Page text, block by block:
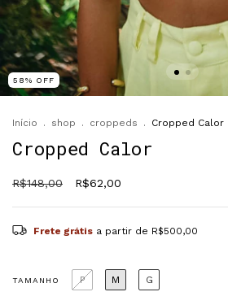
58% OFF
Início . shop . croppeds . Cropped Calor
Cropped Calor
R$148,00 R$62,00
Frete grátis a partir de R$500,00
TAMANHO P M G